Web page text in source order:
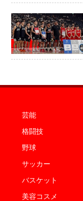
芸能
格闘技
野球
サッカー
バスケット
美容コスメ